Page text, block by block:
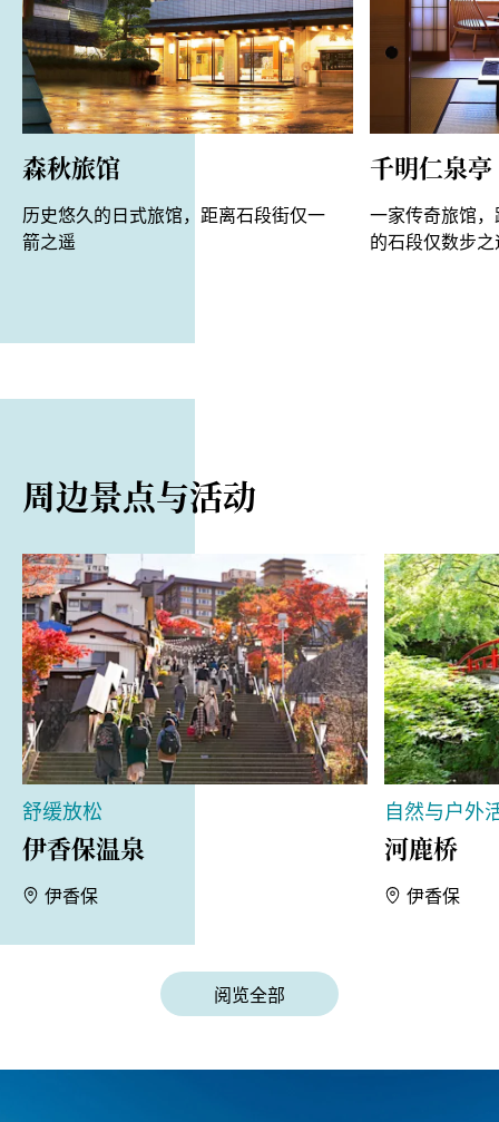
森秋旅馆
历史悠久的日式旅馆，距离石段街仅一
箭之遥
千明仁泉亭
一家传奇旅馆
的石段仅数步
周边景点与活动
舒缓放松
伊香保温泉
伊香保
自然与户外
河鹿桥
伊香保
阅览全部